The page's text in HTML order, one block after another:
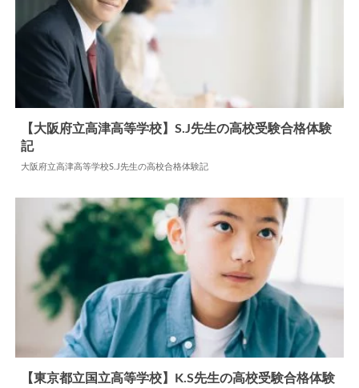
高校合格体験記
【大阪府立高津高等学校】S.J先生の高校受験合格体験
記
大阪府立高津高等学校S.J先生の高校合格体験記
【東京都立国立高等学校】K.S先生の高校受験合格体験